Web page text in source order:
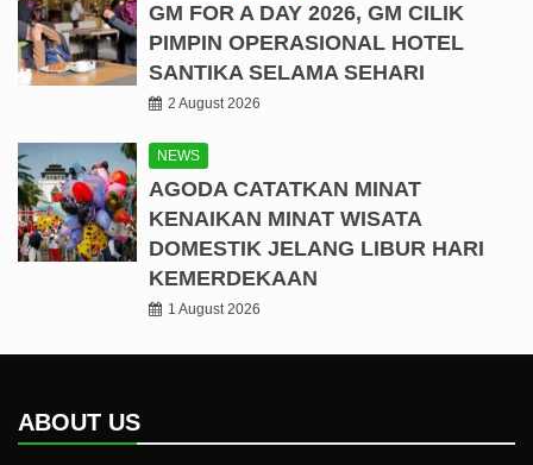
GM FOR A DAY 2026, GM CILIK
PIMPIN OPERASIONAL HOTEL
SANTIKA SELAMA SEHARI
2 August 2026
NEWS
AGODA CATATKAN MINAT
KENAIKAN MINAT WISATA
DOMESTIK JELANG LIBUR HARI
KEMERDEKAAN
1 August 2026
ABOUT US